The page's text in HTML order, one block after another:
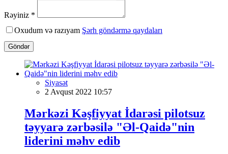
Rəyiniz *
Oxudum və razıyam Şərh göndərmə qaydaları
Göndər
Siyasət
2 Avqust 2022 10:57
Mərkəzi Kəşfiyyat İdarəsi pilotsuz
təyyarə zərbəsilə "Əl-Qaidə"nin
liderini məhv edib